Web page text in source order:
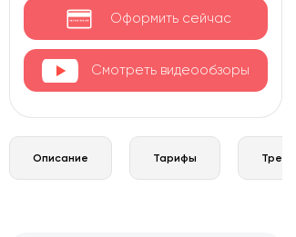
Оформить сейчас
Смотреть видеообзоры
Описание Тарифы